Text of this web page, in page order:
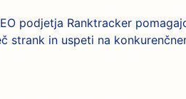
podjetja Ranktracker
strank in uspeti na